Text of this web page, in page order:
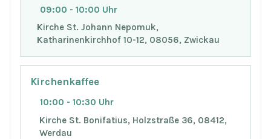
09:00 - 10:00 Uhr
Kirche St. Johann Nepomuk,
Katharinenkirchhof 10-12, 08056, Zwickau
Kirchenkaffee
10:00 - 10:30 Uhr
Kirche St. Bonifatius, Holzstraße 36, 08412,
Werdau